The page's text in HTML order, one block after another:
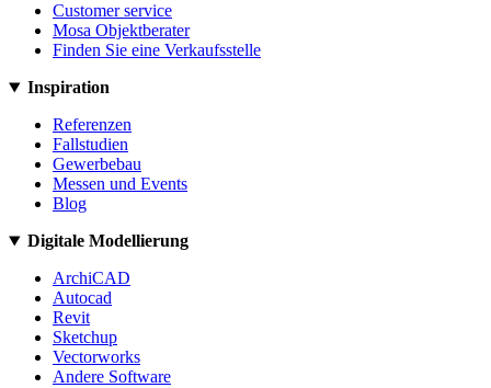
Customer service
Mosa Objektberater
Finden Sie eine Verkaufsstelle
Inspiration
Referenzen
Fallstudien
Gewerbebau
Messen und Events
Blog
Digitale Modellierung
ArchiCAD
Autocad
Revit
Sketchup
Vectorworks
Andere Software